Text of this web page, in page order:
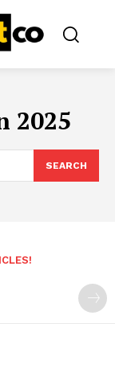
2025
SEARCH